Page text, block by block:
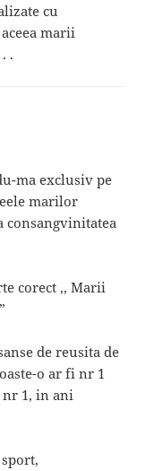
cu
marii
.
ma exclusiv pe
marilor
consangvinitatea
corect ,, Marii
de reusita de
o ar fi nr 1
nr 1, in ani